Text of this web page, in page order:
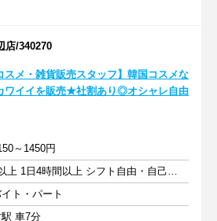
店/340270
スメ・雑貨販売スタッフ】韓国コスメな
ワイイを販売★社割あり◎オシャレ自由
～1450円
週2日以上 1日4時間以上 シフト自由・自己申告
ト・パート
車7分